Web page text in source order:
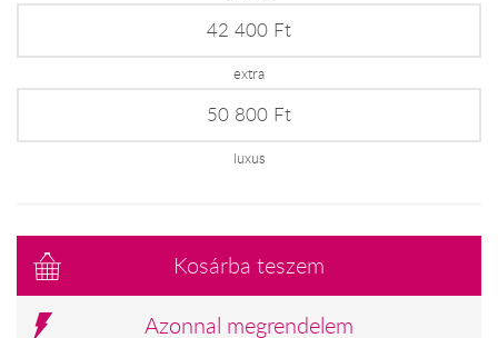
42 400 Ft
extra
50 800 Ft
luxus
Kosárba teszem
Azonnal megrendelem